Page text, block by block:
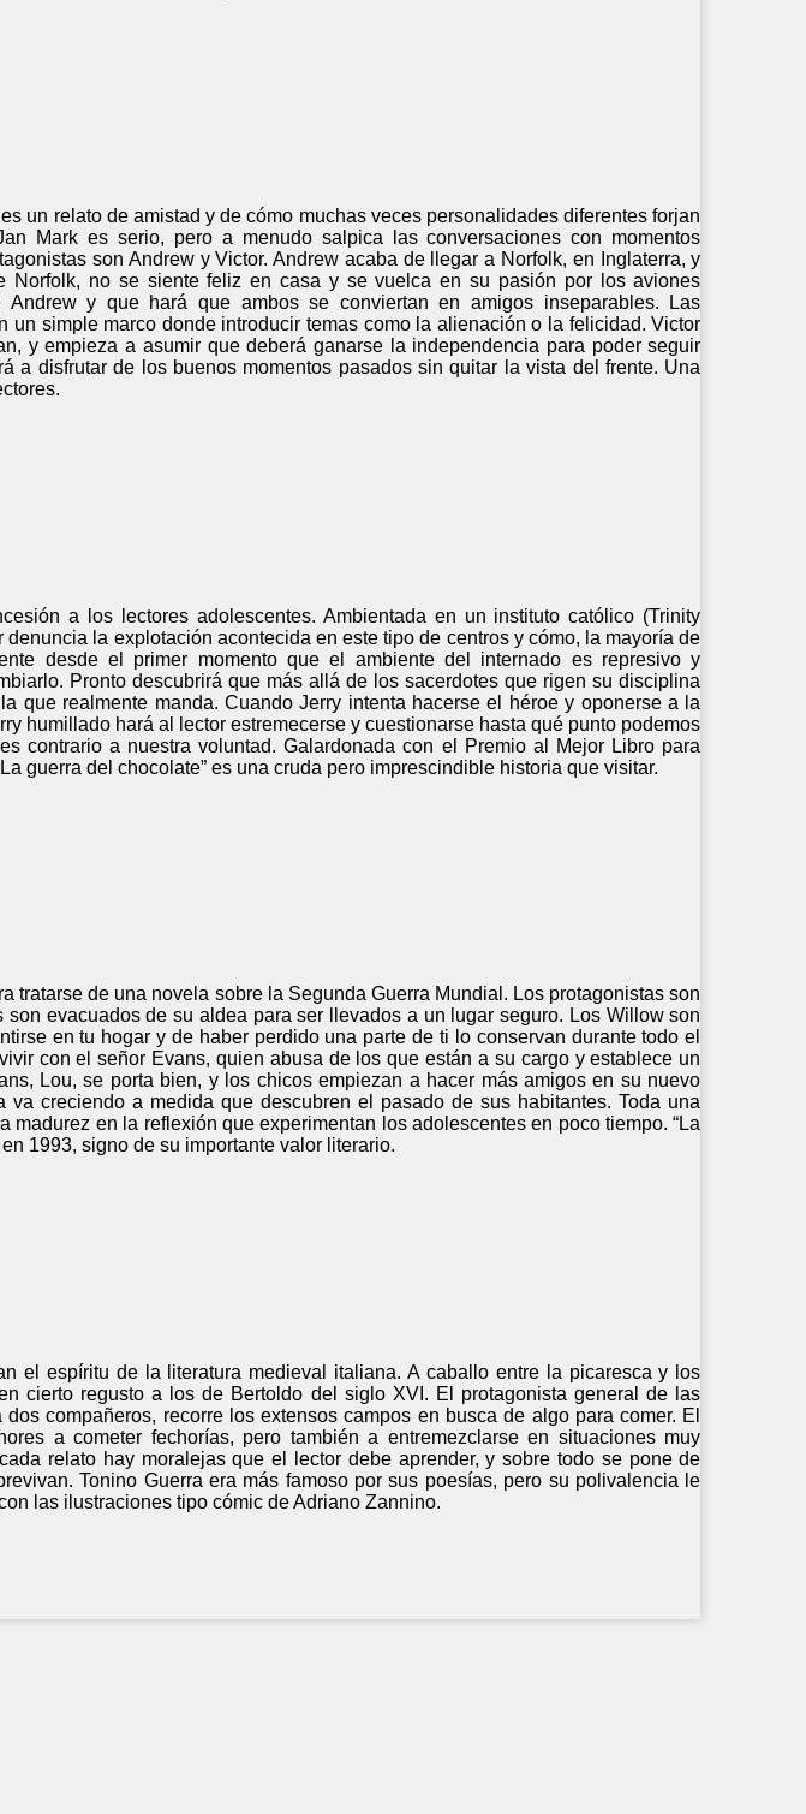
un relato de amistad y de cómo muchas veces personalidades diferentes forjan
Mark es serio, pero a menudo salpica las conversaciones con momentos
son Andrew y Victor. Andrew acaba de llegar a Norfolk, en Inglaterra, y
Norfolk, no se siente feliz en casa y se vuelca en su pasión por los aviones
Andrew y que hará que ambos se conviertan en amigos inseparables. Las
simple marco donde introducir temas como la alienación o la felicidad. Victor
y empieza a asumir que deberá ganarse la independencia para poder seguir
a disfrutar de los buenos momentos pasados sin quitar la vista del frente. Una
a los lectores adolescentes. Ambientada en un instituto católico (Trinity
la explotación acontecida en este tipo de centros y cómo, la mayoría de
desde el primer momento que el ambiente del internado es represivo y
Pronto descubrirá que más allá de los sacerdotes que rigen su disciplina
que realmente manda. Cuando Jerry intenta hacerse el héroe y oponerse a la
humillado hará al lector estremecerse y cuestionarse hasta qué punto podemos
contrario a nuestra voluntad. Galardonada con el Premio al Mejor Libro para
guerra del chocolate” es una cruda pero imprescindible historia que visitar.
tratarse de una novela sobre la Segunda Guerra Mundial. Los protagonistas son
evacuados de su aldea para ser llevados a un lugar seguro. Los Willow son
en tu hogar y de haber perdido una parte de ti lo conservan durante todo el
con el señor Evans, quien abusa de los que están a su cargo y establece un
Lou, se porta bien, y los chicos empiezan a hacer más amigos en su nuevo
creciendo a medida que descubren el pasado de sus habitantes. Toda una
en la reflexión que experimentan los adolescentes en poco tiempo. “La
1993, signo de su importante valor literario.
el espíritu de la literatura medieval italiana. A caballo entre la picaresca y los
cierto regusto a los de Bertoldo del siglo XVI. El protagonista general de las
compañeros, recorre los extensos campos en busca de algo para comer. El
a cometer fechorías, pero también a entremezclarse en situaciones muy
relato hay moralejas que el lector debe aprender, y sobre todo se pone de
Tonino Guerra era más famoso por sus poesías, pero su polivalencia le
las ilustraciones tipo cómic de Adriano Zannino.